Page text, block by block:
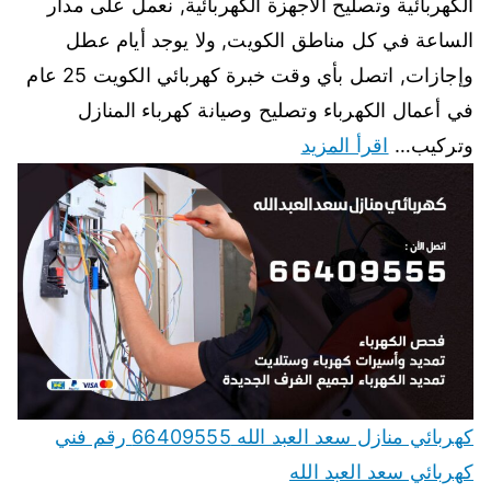
الساعة في كل مناطق الكويت, ولا يوجد أيام عطل
وإجازات, اتصل بأي وقت خبرة كهربائي الكويت 25 عام
في أعمال الكهرباء وتصليح وصيانة كهرباء المنازل
وتركيب… اقرأ المزيد
كهربائي منازل سعد العبد الله 66409555 رقم فني
كهربائي سعد العبد الله